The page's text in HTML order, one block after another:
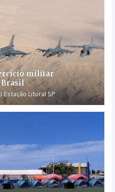
militar
Estação Litoral SP